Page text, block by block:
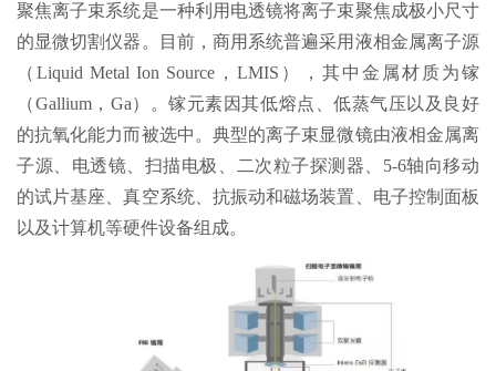
聚焦离子束系统是一种利用电透镜将离子束聚焦成极小尺寸
的显微切割仪器。目前，商用系统普遍采用液相金属离子源
（Liquid Metal Ion Source，LMIS），其中金属材质为镓
（Gallium，Ga）。镓元素因其低熔点、低蒸气压以及良好
的抗氧化能力而被选中。典型的离子束显微镜由液相金属离
子源、电透镜、扫描电极、二次粒子探测器、5-6轴向移动
的试片基座、真空系统、抗振动和磁场装置、电子控制面板
以及计算机等硬件设备组成。